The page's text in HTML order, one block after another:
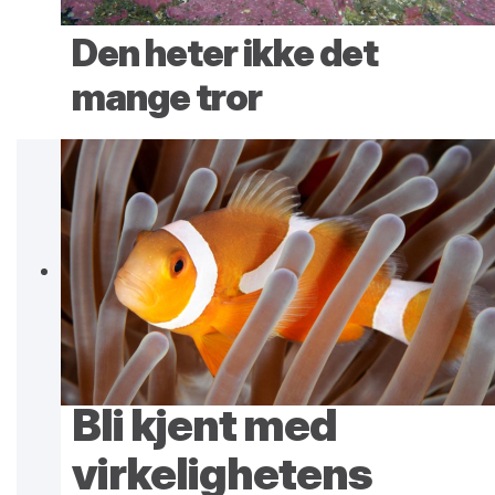
Den heter ikke det
mange tror
Bli kjent med
virkelighetens